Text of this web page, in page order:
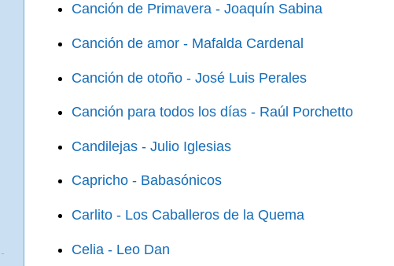
Canción de Primavera - Joaquín Sabina
Canción de amor - Mafalda Cardenal
Canción de otoño - José Luis Perales
Canción para todos los días - Raúl Porchetto
Candilejas - Julio Iglesias
Capricho - Babasónicos
Carlito - Los Caballeros de la Quema
Celia - Leo Dan